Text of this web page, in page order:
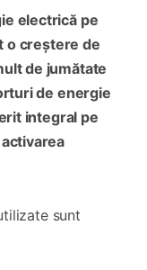
electrică pe
o creștere de
de jumătate
de energie
integral pe
sunt